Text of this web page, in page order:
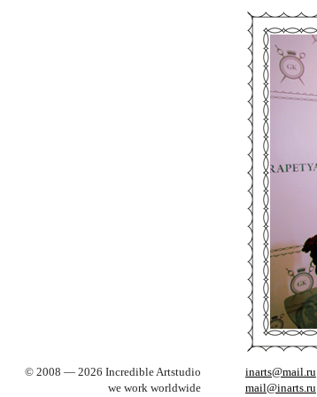
© 2008 — 2026 Incredible Artstudio
we work worldwide
inarts@mail.ru
mail@inarts.ru